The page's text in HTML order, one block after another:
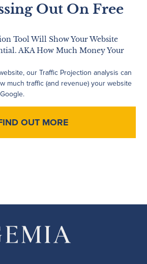
Out On Free
Tool Will Show Your Website
AKA How Much Money Your
our Traffic Projection analysis can
much traffic (and revenue) your website
OUT MORE